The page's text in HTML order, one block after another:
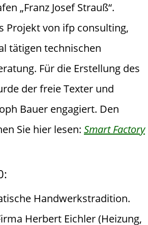
„Franz Josef Strauß“.
Projekt von ifp consulting,
tätigen technischen
Für die Erstellung des
der freie Texter und
Bauer engagiert. Den
Sie hier lesen: Smart Factory
Handwerkstradition.
Herbert Eichler (Heizung,